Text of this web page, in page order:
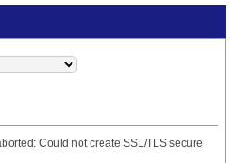
Could not create SSL/TLS secure